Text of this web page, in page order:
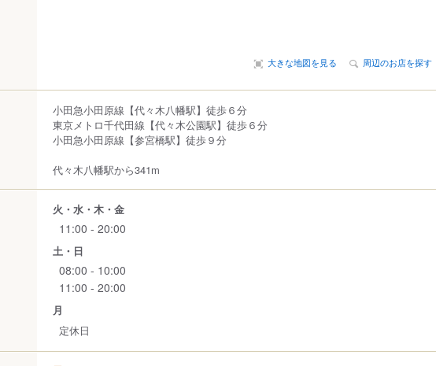
大きな地図を見る 周辺のお店を探す
小田急小田原線【代々木八幡駅】徒歩６分
東京メトロ千代田線【代々木公園駅】徒歩６分
小田急小田原線【参宮橋駅】徒歩９分
代々木八幡駅から341m
火・水・木・金
11:00 - 20:00
土・日
08:00 - 10:00
11:00 - 20:00
月
定休日